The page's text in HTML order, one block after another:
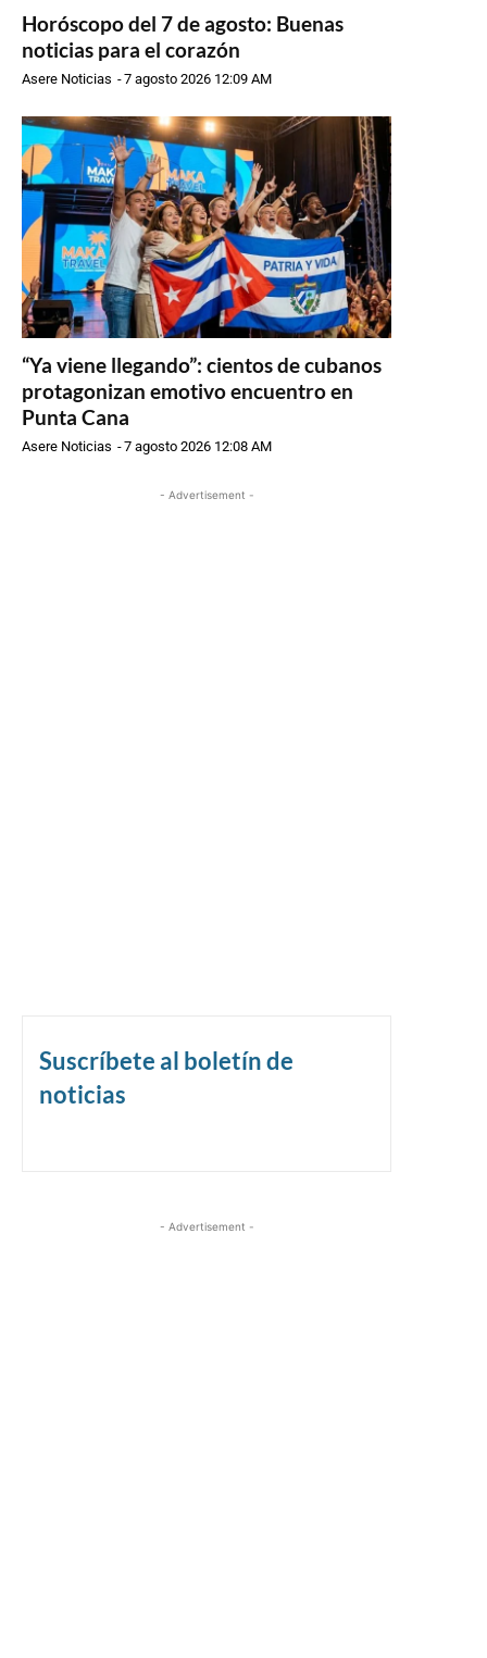
Horóscopo del 7 de agosto: Buenas
noticias para el corazón
Asere Noticias -7 agosto 2026 12:09 AM
“Ya viene llegando”: cientos de cubanos
protagonizan emotivo encuentro en
Punta Cana
Asere Noticias -7 agosto 2026 12:08 AM
- Advertisement -
Suscríbete al boletín de
noticias
- Advertisement -